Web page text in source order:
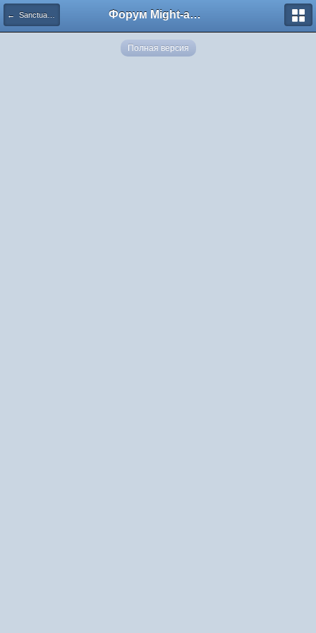
← Sanctuary Hero Yume Форум Might-and-Magic.ru
Полная версия